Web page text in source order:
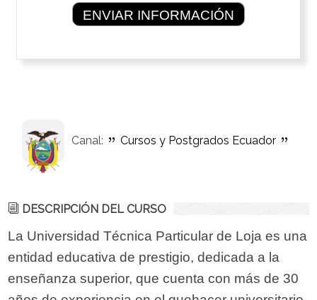
Canal: Cursos y Postgrados Ecuador
DESCRIPCIÓN DEL CURSO
La Universidad Técnica Particular de Loja es una
entidad educativa de prestigio, dedicada a la
enseñanza superior, que cuenta con más de 30